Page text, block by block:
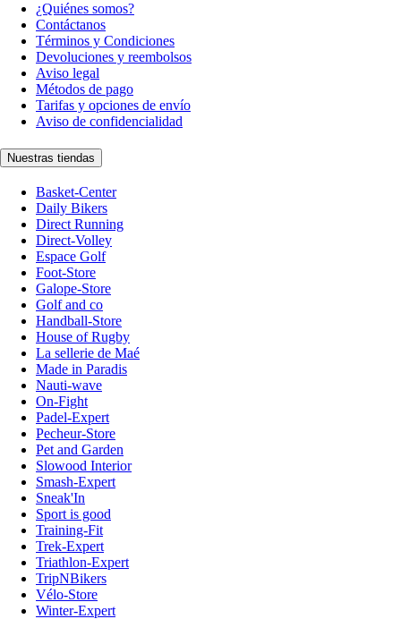
¿Quiénes somos?
Contáctanos
Términos y Condiciones
Devoluciones y reembolsos
Aviso legal
Métodos de pago
Tarifas y opciones de envío
Aviso de confidencialidad
Nuestras tiendas
Basket-Center
Daily Bikers
Direct Running
Direct-Volley
Espace Golf
Foot-Store
Galope-Store
Golf and co
Handball-Store
House of Rugby
La sellerie de Maé
Made in Paradis
Nauti-wave
On-Fight
Padel-Expert
Pecheur-Store
Pet and Garden
Slowood Interior
Smash-Expert
Sneak'In
Sport is good
Training-Fit
Trek-Expert
Triathlon-Expert
TripNBikers
Vélo-Store
Winter-Expert